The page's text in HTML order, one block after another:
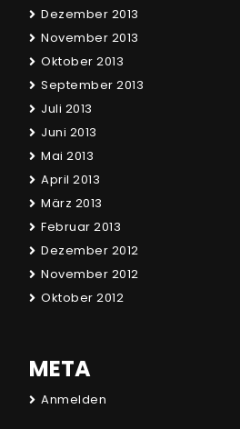
Dezember 2013
November 2013
Oktober 2013
September 2013
Juli 2013
Juni 2013
Mai 2013
April 2013
März 2013
Februar 2013
Dezember 2012
November 2012
Oktober 2012
META
Anmelden